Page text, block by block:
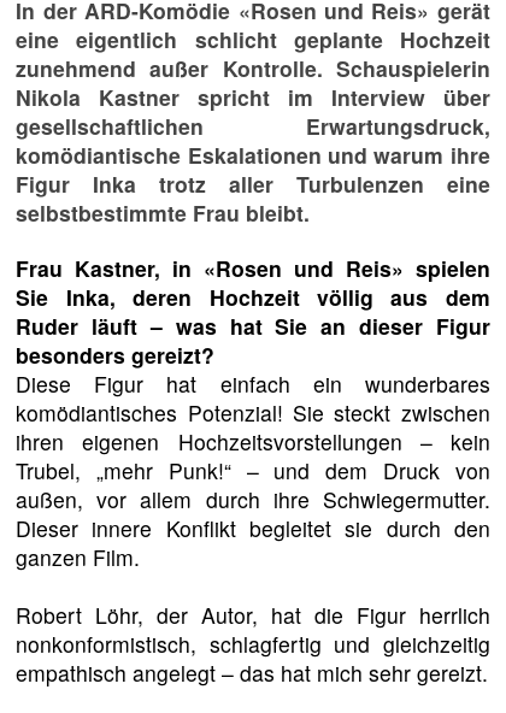
In der ARD-Komödie «Rosen und Reis» gerät
eine eigentlich schlicht geplante Hochzeit
zunehmend außer Kontrolle. Schauspielerin
Nikola Kastner spricht im Interview über
gesellschaftlichen Erwartungsdruck,
komödiantische Eskalationen und warum ihre
Figur Inka trotz aller Turbulenzen eine
selbstbestimmte Frau bleibt.
Frau Kastner, in «Rosen und Reis» spielen
Sie Inka, deren Hochzeit völlig aus dem
Ruder läuft – was hat Sie an dieser Figur
besonders gereizt?
Diese Figur hat einfach ein wunderbares
komödiantisches Potenzial! Sie steckt zwischen
ihren eigenen Hochzeitsvorstellungen – kein
Trubel, „mehr Punk!“ – und dem Druck von
außen, vor allem durch ihre Schwiegermutter.
Dieser innere Konflikt begleitet sie durch den
ganzen Film.
Robert Löhr, der Autor, hat die Figur herrlich
nonkonformistisch, schlagfertig und gleichzeitig
empathisch angelegt – das hat mich sehr gereizt.